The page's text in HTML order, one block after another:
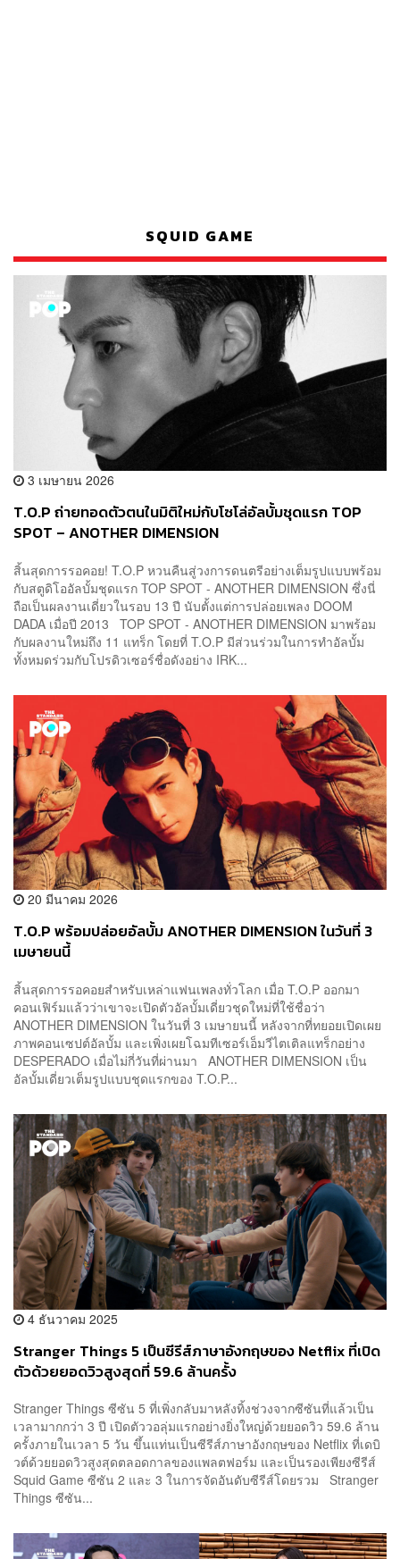
SQUID GAME
3 เมษายน 2026
T.O.P ถ่ายทอดตัวตนในมิติใหม่กับโซโล่อัลบั้มชุดแรก TOP
SPOT – ANOTHER DIMENSION
สิ้นสุดการรอคอย! T.O.P หวนคืนสู่วงการดนตรีอย่างเต็มรูปแบบพร้อม
กับสตูดิโออัลบั้มชุดแรก TOP SPOT - ANOTHER DIMENSION ซึ่งนี่
ถือเป็นผลงานเดี่ยวในรอบ 13 ปี นับตั้งแต่การปล่อยเพลง DOOM
DADA เมื่อปี 2013 TOP SPOT - ANOTHER DIMENSION มาพร้อม
กับผลงานใหม่ถึง 11 แทร็ก โดยที่ T.O.P มีส่วนร่วมในการทำอัลบั้ม
ทั้งหมดร่วมกับโปรดิวเซอร์ชื่อดังอย่าง IRK...
20 มีนาคม 2026
T.O.P พร้อมปล่อยอัลบั้ม ANOTHER DIMENSION ในวันที่ 3
เมษายนนี้
สิ้นสุดการรอคอยสำหรับเหล่าแฟนเพลงทั่วโลก เมื่อ T.O.P ออกมา
คอนเฟิร์มแล้วว่าเขาจะเปิดตัวอัลบั้มเดี่ยวชุดใหม่ที่ใช้ชื่อว่า
ANOTHER DIMENSION ในวันที่ 3 เมษายนนี้ หลังจากที่ทยอยเปิดเผย
ภาพคอนเซปต์อัลบั้ม และเพิ่งเผยโฉมทีเซอร์เอ็มวีไตเติลแทร็กอย่าง
DESPERADO เมื่อไม่กี่วันที่ผ่านมา ANOTHER DIMENSION เป็น
อัลบั้มเดี่ยวเต็มรูปแบบชุดแรกของ T.O.P...
4 ธันวาคม 2025
Stranger Things 5 เป็นซีรีส์ภาษาอังกฤษของ Netflix ที่เปิด
ตัวด้วยยอดวิวสูงสุดที่ 59.6 ล้านครั้ง
Stranger Things ซีซัน 5 ที่เพิ่งกลับมาหลังทิ้งช่วงจากซีซันที่แล้วเป็น
เวลามากกว่า 3 ปี เปิดตัววอลุ่มแรกอย่างยิ่งใหญ่ด้วยยอดวิว 59.6 ล้าน
ครั้งภายในเวลา 5 วัน ขึ้นแท่นเป็นซีรีส์ภาษาอังกฤษของ Netflix ที่เดบิ
วต์ด้วยยอดวิวสูงสุดตลอดกาลของแพลตฟอร์ม และเป็นรองเพียงซีรีส์
Squid Game ซีซัน 2 และ 3 ในการจัดอันดับซีรีส์โดยรวม Stranger
Things ซีซัน...